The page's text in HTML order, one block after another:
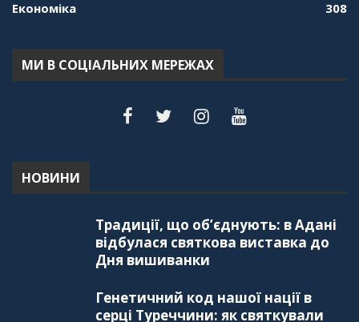
Економіка
308
МИ В СОЦІАЛЬНИХ МЕРЕЖАХ
НОВИНИ
Традиції, що об’єднують: в Адані
відбулася святкова виставка до
Дня вишиванки
Генетичний код нашої нації в
серці Туреччини: як святкували